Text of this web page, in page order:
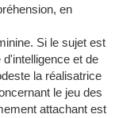
en
Si le sujet est
et de
la réalisatrice
le jeu des
attachant est